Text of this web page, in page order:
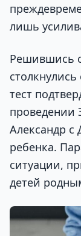
лишь
Решившись
тест
проведении
Александр с
ребенка.
ситуации,
детей